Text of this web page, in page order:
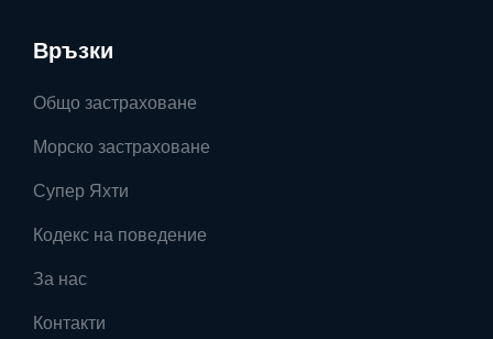
Връзки
Общо застраховане
Морско застраховане
Супер Яхти
Кодекс на поведение
За нас
Контакти